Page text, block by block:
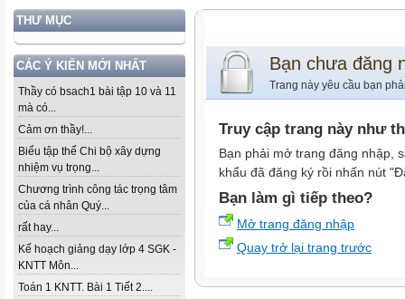
THƯ MỤC
CÁC Ý KIẾN MỚI NHẤT
Thầy có bsach1 bài tập 10 và 11
mà có...
Cảm ơn thầy!...
Biểu tập thể Chi bộ xây dựng
nhiệm vụ trọng...
Chương trình công tác trọng tâm
của cá nhân Quý...
rất hay...
Kế hoạch giảng dạy lớp 4 SGK -
KNTT Môn...
Toán 1 KNTT. Bài 1 Tiết 2....
Bạn chưa đăng
Trang này yêu cầu bạn
Truy cập trang này như
Bạn phải mở trang đăng nhập,
khẩu đã đăng ký rồi nhấn nút
Bạn làm gì tiếp theo?
Mở trang đăng nhập
Quay trở lại trang trước